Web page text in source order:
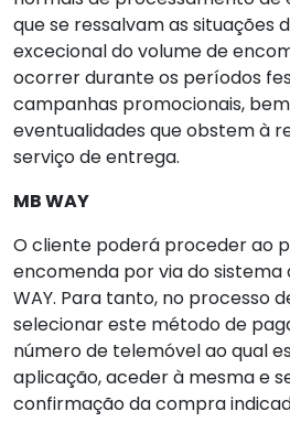
que se ressalvam as situações
excecional do volume de
ocorrer durante os períodos
campanhas promocionais,
eventualidades que obstem à
serviço de entrega.
MB WAY
O cliente poderá proceder ao
encomenda por via do sistema
WAY. Para tanto, no processo
selecionar este método de
número de telemóvel ao qual
aplicação, aceder à mesma e
confirmação da compra